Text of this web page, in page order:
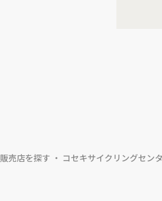
販売店を探す コセキサイクリングセン